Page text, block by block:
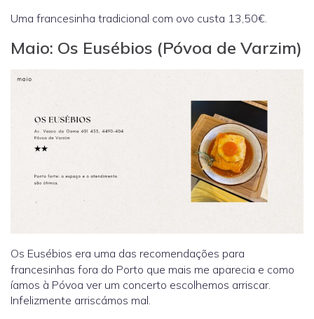
Uma francesinha tradicional com ovo custa 13,50€.
Maio: Os Eusébios (Póvoa de Varzim)
Os Eusébios era uma das recomendações para
francesinhas fora do Porto que mais me aparecia e como
íamos à Póvoa ver um concerto escolhemos arriscar.
Infelizmente arriscámos mal.